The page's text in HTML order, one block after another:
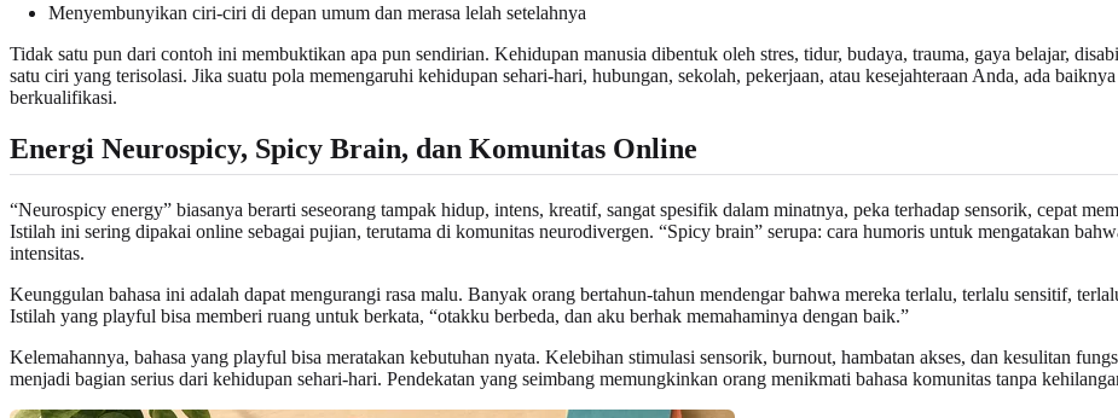
Menyembunyikan ciri-ciri di depan umum dan merasa lelah setelahnya
Tidak satu pun dari contoh ini membuktikan apa pun sendirian. Kehidupan manusia dibentuk oleh stres, tidur, budaya, trauma, gaya belajar,
satu ciri yang terisolasi. Jika suatu pola memengaruhi kehidupan sehari-hari, hubungan, sekolah, pekerjaan, atau kesejahteraan Anda, ada
berkualifikasi.
Energi Neurospicy, Spicy Brain, dan Komunitas Online
“Neurospicy energy” biasanya berarti seseorang tampak hidup, intens, kreatif, sangat spesifik dalam minatnya, peka terhadap sensorik, cepat
Istilah ini sering dipakai online sebagai pujian, terutama di komunitas neurodivergen. “Spicy brain” serupa: cara humoris untuk mengatakan
intensitas.
Keunggulan bahasa ini adalah dapat mengurangi rasa malu. Banyak orang bertahun-tahun mendengar bahwa mereka terlalu, terlalu sensitif,
Istilah yang playful bisa memberi ruang untuk berkata, “otakku berbeda, dan aku berhak memahaminya dengan baik.”
Kelemahannya, bahasa yang playful bisa meratakan kebutuhan nyata. Kelebihan stimulasi sensorik, burnout, hambatan akses, dan kesulitan
menjadi bagian serius dari kehidupan sehari-hari. Pendekatan yang seimbang memungkinkan orang menikmati bahasa komunitas tanpa